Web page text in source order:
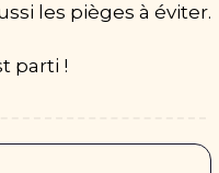
les pièges à éviter.
parti !